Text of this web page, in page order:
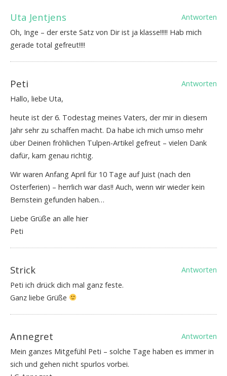
Uta Jentjens
Antworten
Oh, Inge – der erste Satz von Dir ist ja klasse!!!!! Hab mich
gerade total gefreut!!!!
Peti
Antworten
Hallo, liebe Uta,
heute ist der 6. Todestag meines Vaters, der mir in diesem
Jahr sehr zu schaffen macht. Da habe ich mich umso mehr
über Deinen fröhlichen Tulpen-Artikel gefreut – vielen Dank
dafür, kam genau richtig.
Wir waren Anfang April für 10 Tage auf Juist (nach den
Osterferien) – herrlich war das!! Auch, wenn wir wieder kein
Bernstein gefunden haben…
Liebe Grüße an alle hier
Peti
Strick
Antworten
Peti ich drück dich mal ganz feste.
Ganz liebe Grüße
Annegret
Antworten
Mein ganzes Mitgefühl Peti – solche Tage haben es immer in
sich und gehen nicht spurlos vorbei.